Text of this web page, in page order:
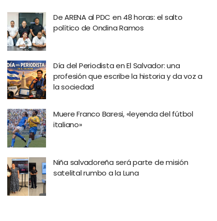
De ARENA al PDC en 48 horas: el salto
político de Ondina Ramos
Día del Periodista en El Salvador: una
profesión que escribe la historia y da voz a
la sociedad
Muere Franco Baresi, «leyenda del fútbol
italiano»
Niña salvadoreña será parte de misión
satelital rumbo a la Luna